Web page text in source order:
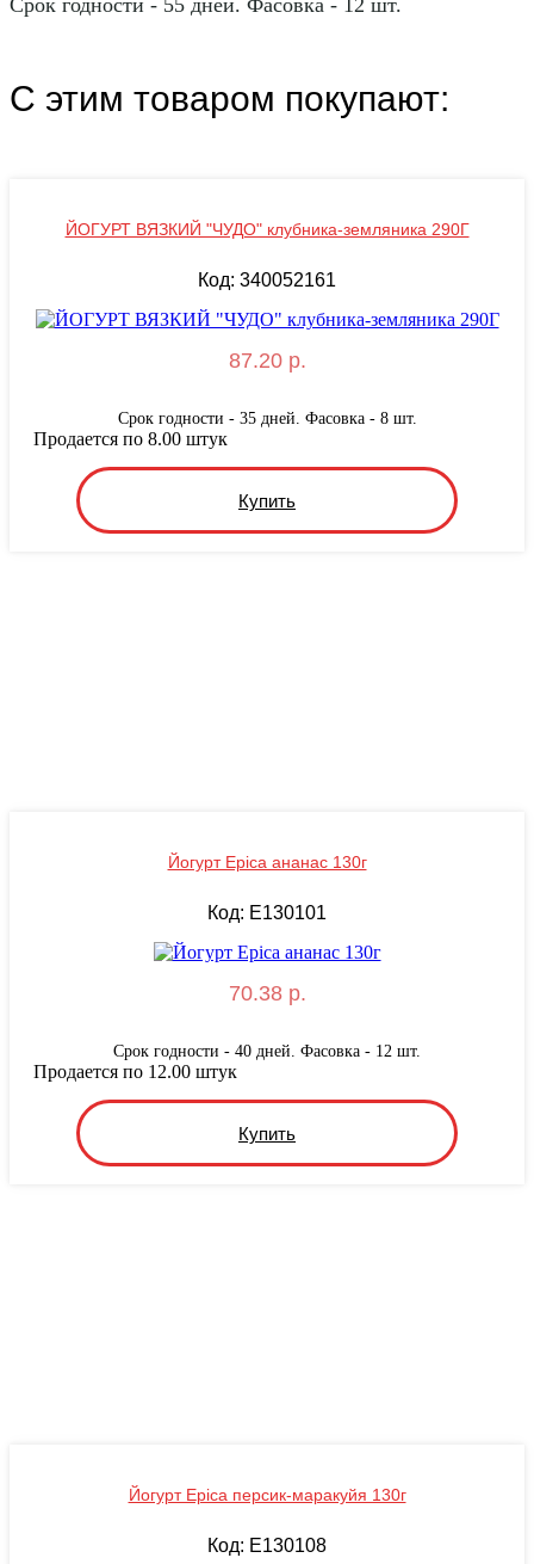
Срок годности - 55 дней. Фасовка - 12 шт.
С этим товаром покупают:
ЙОГУРТ ВЯЗКИЙ "ЧУДО" клубника-земляника 290Г
Код: 340052161
87.20 р.
Срок годности - 35 дней. Фасовка - 8 шт.
Купить
Продается по 8.00 штук
Йогурт Epica ананас 130г
Код: E130101
70.38 р.
Срок годности - 40 дней. Фасовка - 12 шт.
Купить
Продается по 12.00 штук
Йогурт Epica персик-маракуйя 130г
Код: E130108